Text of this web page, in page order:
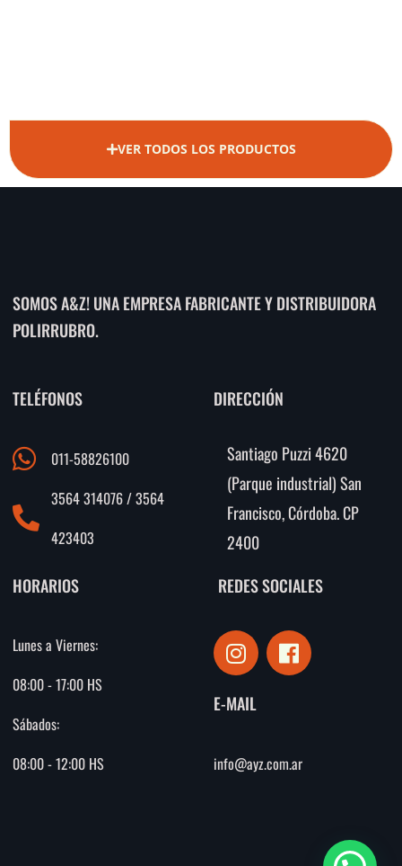
VER TODOS LOS PRODUCTOS
SOMOS A&Z! UNA EMPRESA FABRICANTE Y DISTRIBUIDORA
POLIRRUBRO.
TELÉFONOS
011-58826100
3564 314076 / 3564
423403
DIRECCIÓN
Santiago Puzzi 4620
(Parque industrial) San
Francisco, Córdoba. CP
2400
HORARIOS
Lunes a Viernes:
08:00 - 17:00 HS
Sábados:
08:00 - 12:00 HS
REDES SOCIALES
I
n
s
t
g
r
F
a
c
o
o
E-MAIL
info@ayz.com.ar